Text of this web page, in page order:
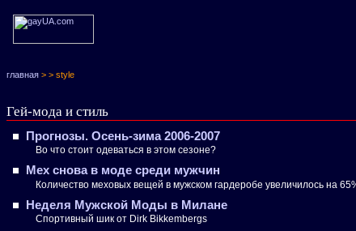
главная > > style
Гей-мода и стиль
Прогнозы. Осень-зима 2006-2007
Во что стоит одеваться в этом сезоне?
Мех снова в моде среди мужчин
Количество меховых вещей в мужском гардеробе увеличилось на
Неделя Мужской Моды в Милане
Спортивный шик от Dirk Bikkembergs